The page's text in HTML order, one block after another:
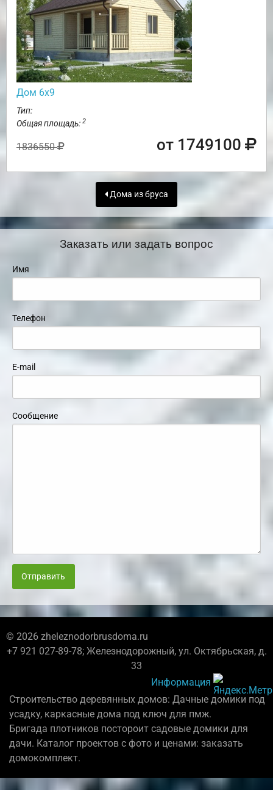
Дом 6х9
Тип:
Общая площадь: 2
1836550 от 1749100
Дома из бруса
Заказать или задать вопрос
Имя
Телефон
E-mail
Сообщение
Отправить
© 2026 zheleznodorbrusdoma.ru
+7 921 027-89-78; Железнодорожный, ул. Октябрьская, д.
33
Информация
Строительство деревянных домов: Дачные домики под
усадку, каркасные дома под ключ для пмж.
Бригада плотников постороит садовые домики для
дачи. Каталог проектов с фото и ценами: заказать
домокомплект.